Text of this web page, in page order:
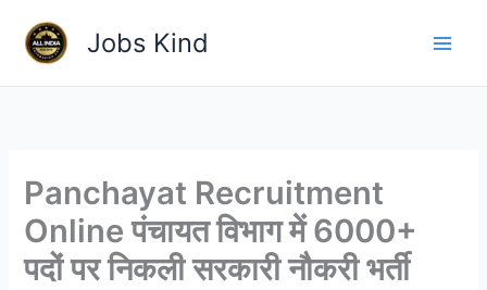
content
Jobs Kind
Panchayat Recruitment
Online पंचायत विभाग में 6000+
पदों पर निकली सरकारी नौकरी भर्ती